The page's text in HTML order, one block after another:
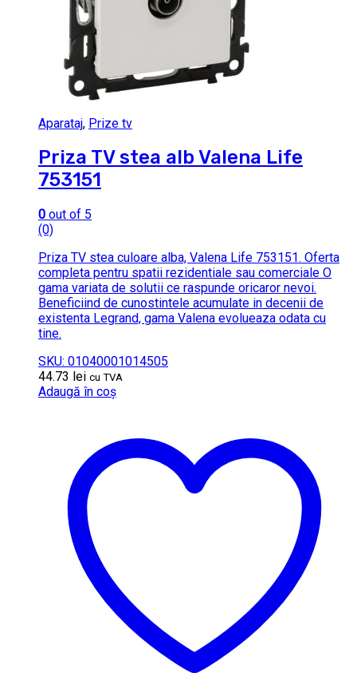
Aparataj, Prize tv
Priza TV stea alb Valena Life
753151
0 out of 5
(0)
Priza TV stea culoare alba, Valena Life 753151. Oferta
completa pentru spatii rezidentiale sau comerciale O
gama variata de solutii ce raspunde oricaror nevoi.
Beneficiind de cunostintele acumulate in decenii de
existenta Legrand, gama Valena evolueaza odata cu
tine.
SKU: 01040001014505
44.73 lei cu TVA
Adaugă în coș